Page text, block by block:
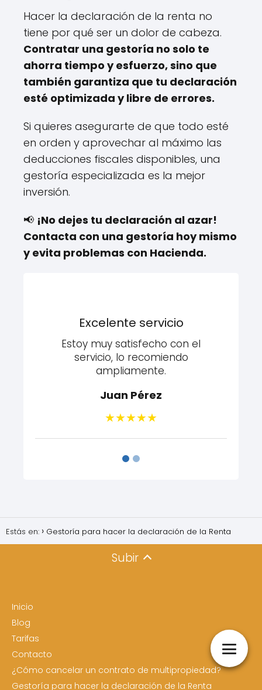
Hacer la declaración de la renta no
tiene por qué ser un dolor de cabeza.
Contratar una gestoría no solo te
ahorra tiempo y esfuerzo, sino que
también garantiza que tu declaración
esté optimizada y libre de errores.
Si quieres asegurarte de que todo esté
en orden y aprovechar al máximo las
deducciones fiscales disponibles, una
gestoría especializada es la mejor
inversión.
📢 ¡No dejes tu declaración al azar!
Contacta con una gestoría hoy mismo
y evita problemas con Hacienda.
Excelente servicio
Estoy muy satisfecho con el
servicio, lo recomiendo
ampliamente.
Juan Pérez
★★★★★
Estás en: Gestoría para hacer la declaración de la Renta
Subir
Inicio
Blog
Tarifas
Contacto
¿Cómo cancelar un contrato de multipropiedad?
Gestoría para hacer la declaración de la Renta